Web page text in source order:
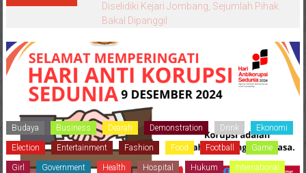
Masuk Lamongan, Paciran & Brondong Jadi
Pusat Ekonomi Pesisir
Budaya Business Dearah Demonstration Drink Ekonomi
Election Entertainment Fashion Food Football Game
Girl Government Health Hospital Hukum International